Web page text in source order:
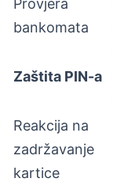
Provjera
bankomata
Zaštita PIN-a
Reakcija na
zadržavanje
kartice